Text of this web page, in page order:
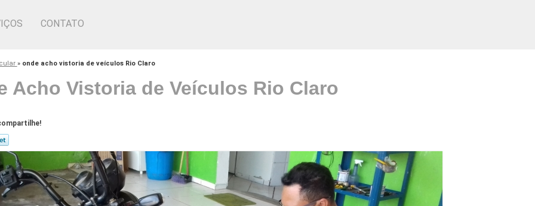
CONTATO
» onde acho vistoria de veículos Rio Claro
Acho Vistoria de Veículos Rio Claro